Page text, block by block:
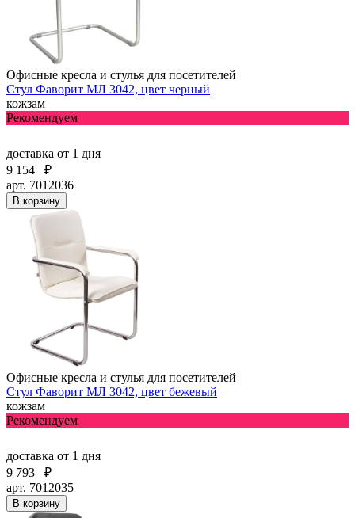
Офисные кресла и стулья для посетителей
Стул Фаворит МЛ 3042, цвет черный
кожзам
Рекомендуем
доставка от 1 дня
9 154
₽
арт. 7012036
В корзину
Офисные кресла и стулья для посетителей
Стул Фаворит МЛ 3042, цвет бежевый
кожзам
Рекомендуем
доставка от 1 дня
9 793
₽
арт. 7012035
В корзину